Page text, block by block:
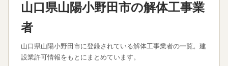
山口県山陽小野田市の解体工事業
者
山口県山陽小野田市に登録されている解体工事業者の一覧。建
設業許可情報をもとにまとめています。